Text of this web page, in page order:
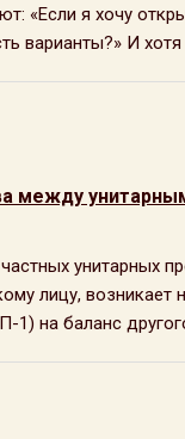
«Если я хочу
варианты?» И
между
унитарных
лицу,
1) на баланс